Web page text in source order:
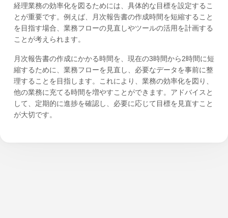
経理業務の効率化を図るためには、具体的な目標を設定するこ
とが重要です。例えば、月次報告書の作成時間を短縮すること
を目指す場合、業務フローの見直しやツールの活用を計画する
ことが考えられます。
月次報告書の作成にかかる時間を、現在の3時間から2時間に短
縮するために、業務フローを見直し、必要なデータを事前に整
理することを目指します。これにより、業務の効率化を図り、
他の業務に充てる時間を増やすことができます。アドバイスと
して、定期的に進捗を確認し、必要に応じて目標を見直すこと
が大切です。